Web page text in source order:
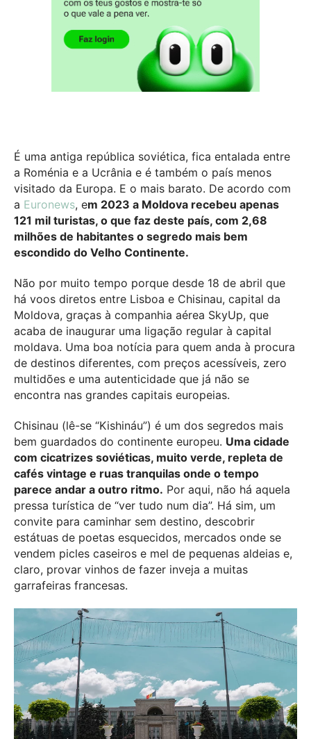
É uma antiga república soviética, fica entalada entre
a Roménia e a Ucrânia e é também o país menos
visitado da Europa. E o mais barato. De acordo com
a Euronews, em 2023 a Moldova recebeu apenas
121 mil turistas, o que faz deste país, com 2,68
milhões de habitantes o segredo mais bem
escondido do Velho Continente.
Não por muito tempo porque desde 18 de abril que
há voos diretos entre Lisboa e Chisinau, capital da
Moldova, graças à companhia aérea SkyUp, que
acaba de inaugurar uma ligação regular à capital
moldava. Uma boa notícia para quem anda à procura
de destinos diferentes, com preços acessíveis, zero
multidões e uma autenticidade que já não se
encontra nas grandes capitais europeias.
Chisinau (lê-se “Kishináu”) é um dos segredos mais
bem guardados do continente europeu. Uma cidade
com cicatrizes soviéticas, muito verde, repleta de
cafés vintage e ruas tranquilas onde o tempo
parece andar a outro ritmo. Por aqui, não há aquela
pressa turística de “ver tudo num dia”. Há sim, um
convite para caminhar sem destino, descobrir
estátuas de poetas esquecidos, mercados onde se
vendem picles caseiros e mel de pequenas aldeias e,
claro, provar vinhos de fazer inveja a muitas
garrafeiras francesas.